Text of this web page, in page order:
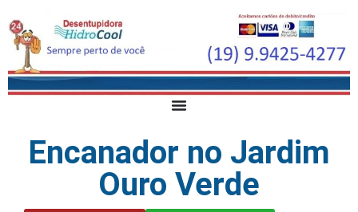
Encanador no Jardim
Ouro Verde